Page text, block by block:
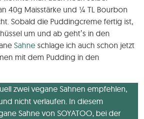
40g Maisstärke und ¼ TL Bourbon
Sobald die Puddingcreme fertig ist,
um und ab geht’s in den
Sahne schlage ich auch schon jetzt
mit dem Pudding in den
zwei vegane Sahnen empfehlen,
nicht verlaufen. In diesem
Sahne von SOYATOO, bei der